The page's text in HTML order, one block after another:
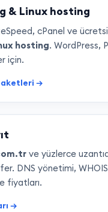
& Linux hosting
cPanel ve
hosting. WordPress,
için.
→
ve yüzlerce
DNS yönetimi,
fiyatları.
→